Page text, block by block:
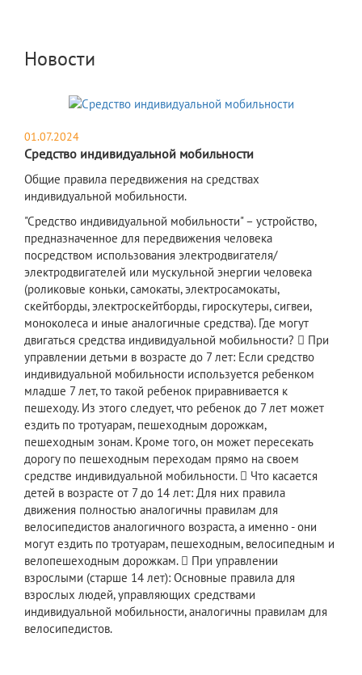
Новости
01.07.2024
Средство индивидуальной мобильности
Общие правила передвижения на средствах
индивидуальной мобильности.
"Средство индивидуальной мобильности" – устройство,
предназначенное для передвижения человека
посредством использования электродвигателя/
электродвигателей или мускульной энергии человека
(роликовые коньки, самокаты, электросамокаты,
скейтборды, электроскейтборды, гироскутеры, сигвеи,
моноколеса и иные аналогичные средства). Где могут
двигаться средства индивидуальной мобильности?  При
управлении детьми в возрасте до 7 лет: Если средство
индивидуальной мобильности используется ребенком
младше 7 лет, то такой ребенок приравнивается к
пешеходу. Из этого следует, что ребенок до 7 лет может
ездить по тротуарам, пешеходным дорожкам,
пешеходным зонам. Кроме того, он может пересекать
дорогу по пешеходным переходам прямо на своем
средстве индивидуальной мобильности.  Что касается
детей в возрасте от 7 до 14 лет: Для них правила
движения полностью аналогичны правилам для
велосипедистов аналогичного возраста, а именно - они
могут ездить по тротуарам, пешеходным, велосипедным и
велопешеходным дорожкам.  При управлении
взрослыми (старше 14 лет): Основные правила для
взрослых людей, управляющих средствами
индивидуальной мобильности, аналогичны правилам для
велосипедистов.